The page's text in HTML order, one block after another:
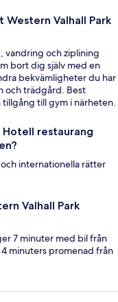
Valhall Park
vandring och ziplining
bort dig själv med en
bekvämligheter du har
och trädgård. Best
tillgång till gym i närheten.
Hotell restaurang
internationella rätter
Valhall Park
7 minuter med bil från
minuters promenad från